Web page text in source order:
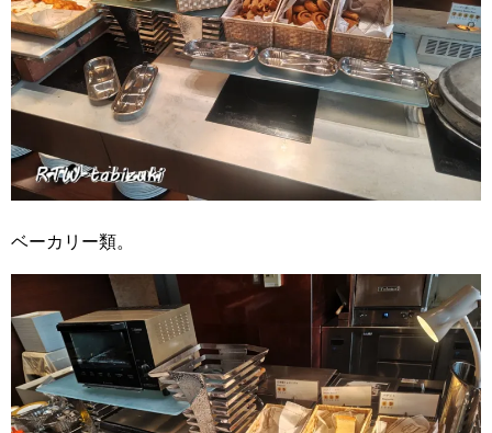
ベーカリー類。